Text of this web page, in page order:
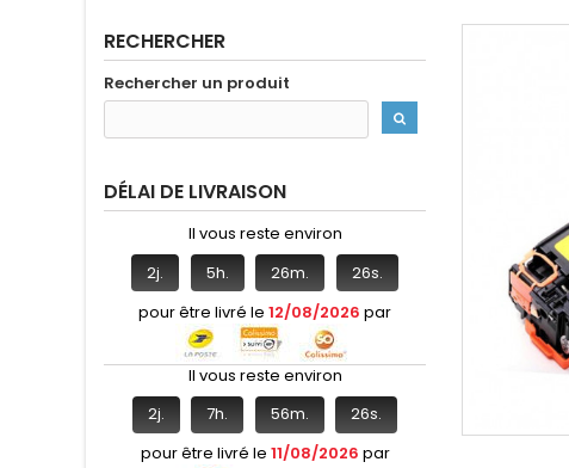
RECHERCHER
Rechercher un produit
DÉLAI DE LIVRAISON
Il vous reste environ
2j. 5h. 26m. 25s.
pour être livré le 12/08/2026 par
Il vous reste environ
2j. 7h. 56m. 25s.
pour être livré le 11/08/2026 par